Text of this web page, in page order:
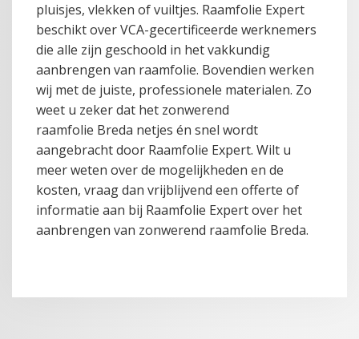
pluisjes, vlekken of vuiltjes. Raamfolie Expert
beschikt over VCA-gecertificeerde werknemers
die alle zijn geschoold in het vakkundig
aanbrengen van raamfolie. Bovendien werken
wij met de juiste, professionele materialen. Zo
weet u zeker dat het zonwerend
raamfolie Breda netjes én snel wordt
aangebracht door Raamfolie Expert. Wilt u
meer weten over de mogelijkheden en de
kosten, vraag dan vrijblijvend een offerte of
informatie aan bij Raamfolie Expert over het
aanbrengen van zonwerend raamfolie Breda.